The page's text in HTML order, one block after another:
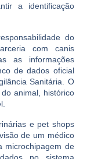
a identificação
do
com canis
as informações
de dados oficial
Sanitária. O
animal, histórico
e pet shops
de um médico
microchipagem de